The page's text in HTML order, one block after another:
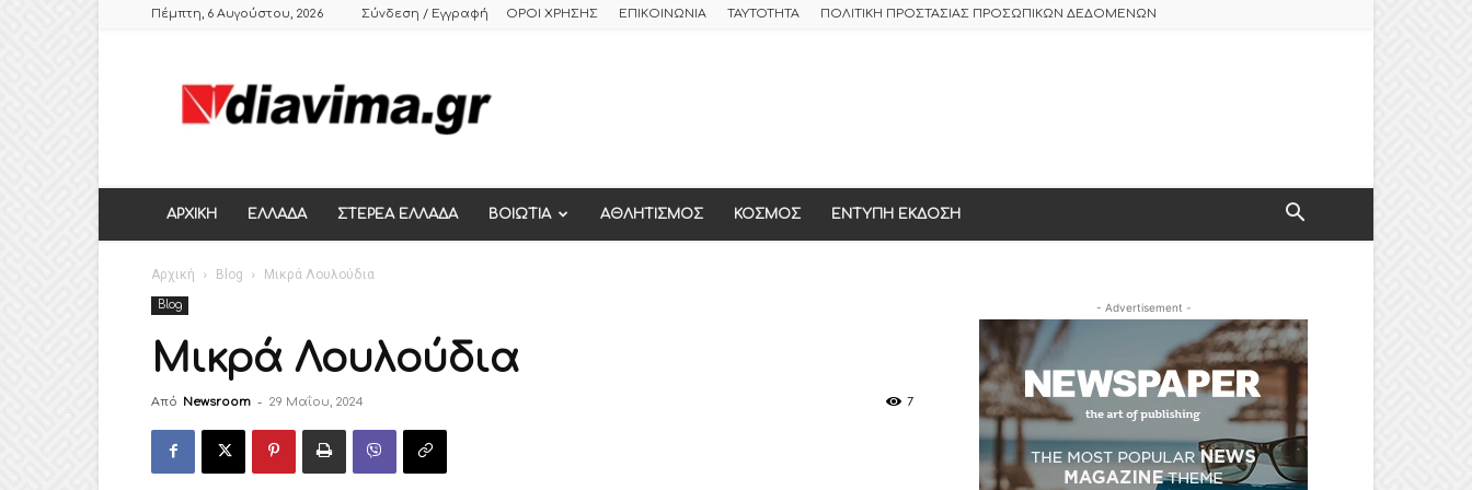
Πέμπτη, 6 Αυγούστου, 2026 Σύνδεση / Εγγραφή ΟΡΟΙ ΧΡΗΣΗΣ ΕΠΙΚΟΙΝΩΝΙΑ ΤΑΥΤΟΤΗΤΑ ΠΟΛΙΤΙΚΗ ΠΡΟΣΤΑΣΙΑΣ ΠΡΟΣΩΠΙΚΩΝ ΔΕΔΟΜΕΝΩΝ
ΕΒΔΟΜΑΔΙΑΙΑ
ΠΟΛΙΤΙΚΗ
ΕΛΛΑΔΑΣ,
ΘΗΒΑ
ΑΡΧΙΚΗ ΕΛΛΑΔΑ ΣΤΕΡΕΑ ΕΛΛΑΔΑ ΒΟΙΩΤΙΑ ΑΘΛΗΤΙΣΜΟΣ ΚΟΣΜΟΣ ΕΝΤΥΠΗ ΕΚΔΟΣΗ
Αρχική Blog Μικρά Λουλούδια
Blog
Μικρά Λουλούδια
Από Newsroom - 29 Μαΐου, 2024 7
- Advertisement -